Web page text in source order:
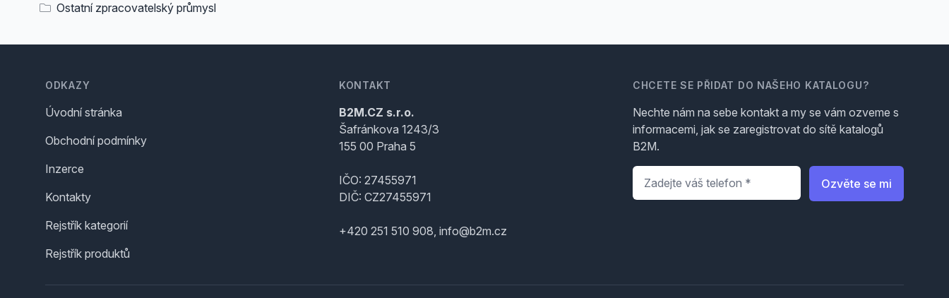
Ostatní zpracovatelský průmysl
ODKAZY
Úvodní stránka
Obchodní podmínky
Inzerce
Kontakty
Rejstřík kategorií
Rejstřík produktů
KONTAKT
B2M.CZ s.r.o.
Šafránkova 1243/3
155 00 Praha 5
IČO: 27455971
DIČ: CZ27455971
+420 251 510 908, info@b2m.cz
CHCETE SE PŘIDAT DO NAŠEHO KATALOGU?
Nechte nám na sebe kontakt a my se vám ozveme s
informacemi, jak se zaregistrovat do sítě katalogů
B2M.
Telefon
Ozvěte se mi